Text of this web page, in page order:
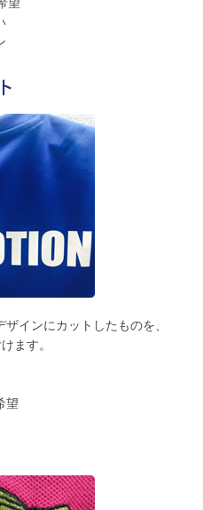
望
インにカットしたものを、
ます。
望